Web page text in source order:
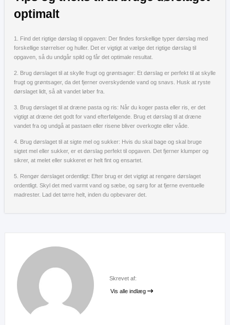
optimalt
1. Find det rigtige dørslag til opgaven: Der findes forskellige typer dørslag med
forskellige størrelser og huller. Det er vigtigt at vælge det rigtige dørslag til
opgaven, så du undgår spild og får det optimale resultat.
2. Brug dørslaget til at skylle frugt og grøntsager: Et dørslag er perfekt til at skylle
frugt og grøntsager, da det fjerner overskydende vand og snavs. Husk at ryste
dørslaget lidt, så alt vandet løber fra.
3. Brug dørslaget til at dræne pasta og ris: Når du koger pasta eller ris, er det
vigtigt at dræne det godt for vand efterfølgende. Brug et dørslag til at dræne
vandet fra og undgå at pastaen eller risene bliver overkogte eller våde.
4. Brug dørslaget til at sigte mel og sukker: Hvis du skal bage og skal bruge
sigtet mel eller sukker, er et dørslag perfekt til opgaven. Det fjerner klumper og
sikrer, at melet eller sukkeret er helt fint og ensartet.
5. Rengør dørslaget ordentligt: Efter brug er det vigtigt at rengøre dørslaget
ordentligt. Skyl det med varmt vand og sæbe, og sørg for at fjerne eventuelle
madrester. Lad det tørre helt, inden du opbevarer det.
Skrevet af:
Vis alle indlæg